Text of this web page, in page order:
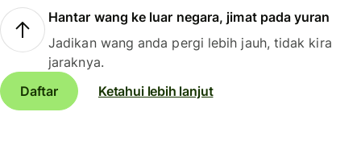
Hantar wang ke luar negara, jimat pada yuran
Jadikan wang anda pergi lebih jauh, tidak kira
jaraknya.
Daftar
Ketahui lebih lanjut